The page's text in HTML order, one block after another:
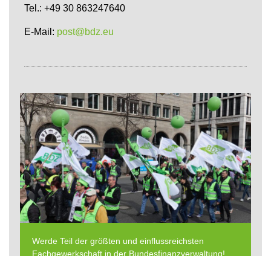
Tel.: +49 30 863247640
E-Mail: post@bdz.eu
Werde Teil der größten und einflussreichsten
Fachgewerkschaft in der Bundesfinanzverwaltung!